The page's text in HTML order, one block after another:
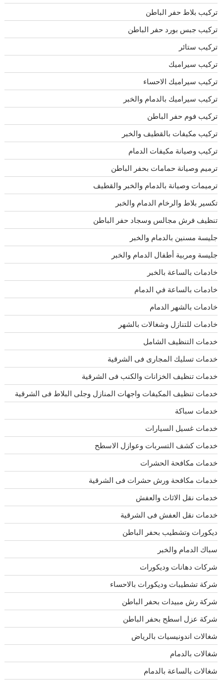
تركيب بلاط حفر الباطن
تركيب جبس بورد حفر الباطن
تركيب ستائر
تركيب سيراميك
تركيب سيراميك الاحساء
تركيب سيراميك بالدمام والخبر
تركيب فوم حفر الباطن
تركيب مكيفات بالقطيف والخبر
تركيب وصيانة مكيفات الدمام
ترميم وصيانة حمامات بحفر الباطن
ترميمات وصيانة بالدمام والخبر والقطيف
تكسير بلاط والرخام الدمام والخبر
تنظيف فرش مجالس وسجاد حفر الباطن
جليسة مسنين بالدمام والخبر
جليسة ومربية أطفال الدمام والخبر
خادمات بالساعة بالخبر
خادمات بالساعة في الدمام
خادمات بالشهر الدمام
خادمات للتنازل وشغالات بالشهر
خدمات التنظيف الشامل
خدمات تسليك المجارى فى الشرقية
خدمات تنظيف الخزانات والكنب فى الشرقية
خدمات تنظيف المكيفات واجهات المنازل وجلى البلاط فى الشرقية
خدمات سباكة
خدمات غسيل السيارات
خدمات كشف التسربات وعوازل الاسطح
خدمات مكافحة الحشرات
خدمات مكافحة ورش حشرات فى الشرقية
خدمات نقل الاثاث والعفش
خدمات نقل العفش فى الشرقية
ديكورات وتشطيب بحفر الباطن
سباك الدمام والخبر
شركات دهانات وديكورات
شركة تشطيبات وديكورات بالاحساء
شركة رش مبيدات بحفر الباطن
شركة عزل اسطح بحفر الباطن
شغالات اندونيسيات بالرياض
شغالات بالدمام
شغالات بالساعة بالدمام